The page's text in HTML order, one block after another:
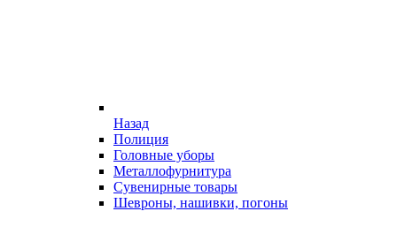
Назад
Полиция
Головные уборы
Металлофурнитура
Сувенирные товары
Шевроны, нашивки, погоны